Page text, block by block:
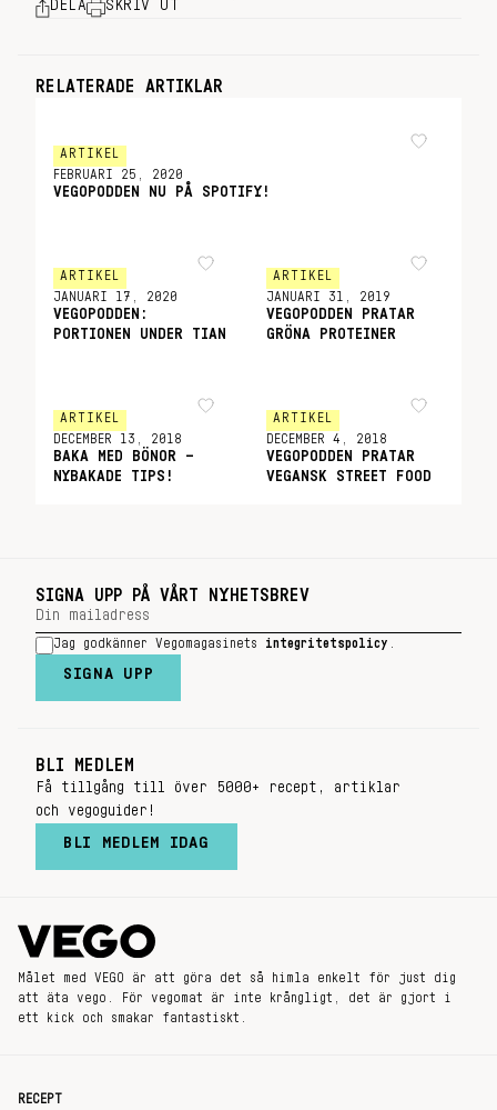
DELA SKRIV UT
RELATERADE ARTIKLAR
ARTIKEL
FEBRUARI 25, 2020
VEGOPODDEN NU PÅ SPOTIFY!
ARTIKEL
JANUARI 17, 2020
VEGOPODDEN:
PORTIONEN UNDER TIAN
ARTIKEL
JANUARI 31, 2019
VEGOPODDEN PRATAR
GRÖNA PROTEINER
ARTIKEL
DECEMBER 13, 2018
BAKA MED BÖNOR –
NYBAKADE TIPS!
ARTIKEL
DECEMBER 4, 2018
VEGOPODDEN PRATAR
VEGANSK STREET FOOD
SIGNA UPP PÅ VÅRT NYHETSBREV
Jag godkänner Vegomagasinets integritetspolicy
SIGNA UPP
BLI MEDLEM
Få tillgång till över 5000+ recept, artiklar
och vegoguider!
BLI MEDLEM IDAG
Målet med VEGO är att göra det så himla enkelt för just dig
att äta vego. För vegomat är inte krångligt, det är gjort i
ett kick och smakar fantastiskt.
RECEPT